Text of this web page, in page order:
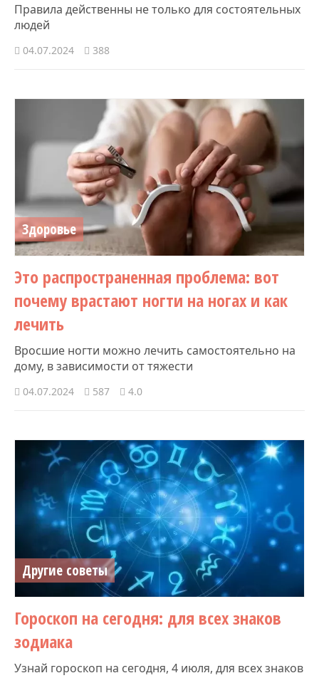
Правила действенны не только для состоятельных
людей
04.07.2024 388
Здоровье
Это распространенная проблема: вот
почему врастают ногти на ногах и как
лечить
Вросшие ногти можно лечить самостоятельно на
дому, в зависимости от тяжести
04.07.2024 587 4.0
Другие советы
Гороскоп на сегодня: для всех знаков
зодиака
Узнай гороскоп на сегодня, 4 июля, для всех знаков